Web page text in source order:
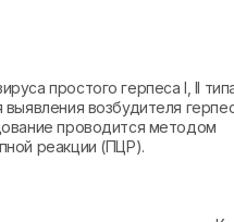
простого герпеса I, II
выявления возбудителя
проводится методом
реакции (ПЦР).